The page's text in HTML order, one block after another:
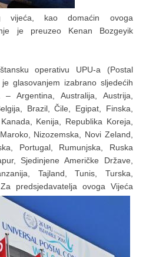
vijeća, kao domaćin ovoga
je preuzeo Kenan Bozgeyik
operativu UPU-a (Postal
glasovanjem izabrano sljedećih
Argentina, Australija, Austrija,
Brazil, Čile, Egipat, Finska,
Kenija, Republika Koreja,
Nizozemska, Novi Zeland,
Portugal, Rumunjska, Ruska
Sjedinjene Američke Države,
Tajland, Tunis, Turska,
predsjedavatelja ovoga Vijeća